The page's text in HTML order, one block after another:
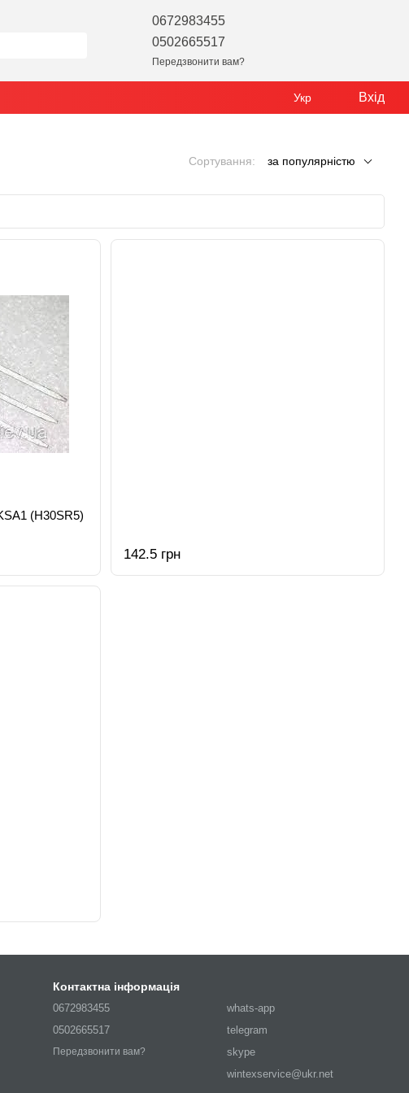
0672983455
0502665517
Передзвонити вам?
Укр Вхід
Сортування: за популярністю
(H30SR5)
142.5 грн
Контактна інформація
0672983455
0502665517
Передзвонити вам?
whats-app
telegram
skype
wintexservice@ukr.net